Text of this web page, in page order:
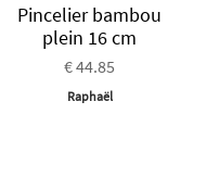
Pincelier bambou
plein 16 cm
€ 44.85
Raphaël